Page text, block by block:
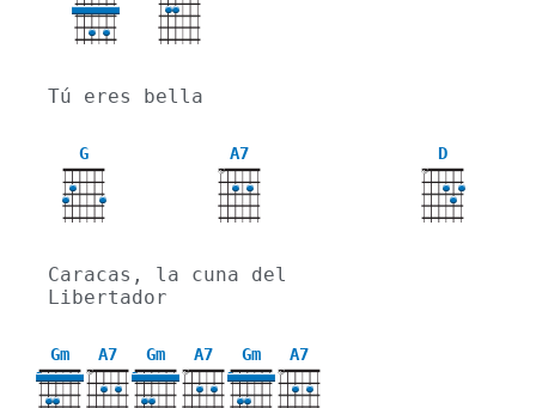
Tú eres bella
G A7
X
D
X
Caracas, la cuna del
Libertador
Gm
3
A7
X
Gm
3
A7
X
Gm
3
A7
X